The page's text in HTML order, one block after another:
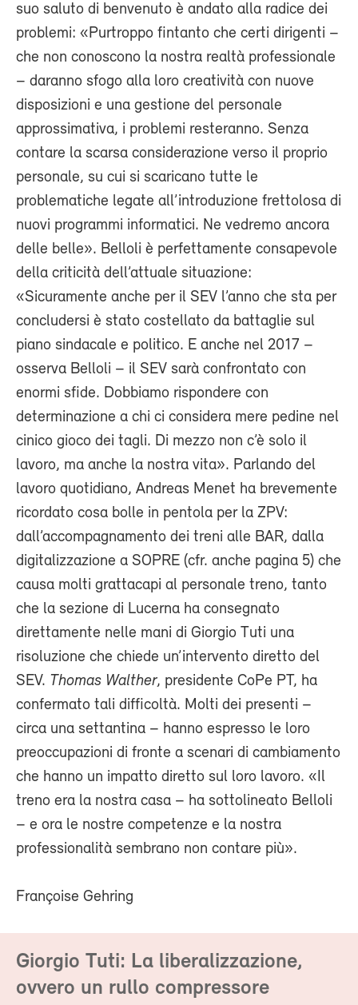
suo saluto di benvenuto è andato alla radice dei
problemi: «Purtroppo fintanto che certi dirigenti –
che non conoscono la nostra realtà professionale
– daranno sfogo alla loro creatività con nuove
disposizioni e una gestione del personale
approssimativa, i problemi resteranno. Senza
contare la scarsa considerazione verso il proprio
personale, su cui si scaricano tutte le
problematiche legate all’introduzione frettolosa di
nuovi programmi informatici. Ne vedremo ancora
delle belle». Belloli è perfettamente consapevole
della criticità dell’attuale situazione:
«Sicuramente anche per il SEV l’anno che sta per
concludersi è stato costellato da battaglie sul
piano sindacale e politico. E anche nel 2017 –
osserva Belloli – il SEV sarà confrontato con
enormi sfide. Dobbiamo rispondere con
determinazione a chi ci considera mere pedine nel
cinico gioco dei tagli. Di mezzo non c’è solo il
lavoro, ma anche la nostra vita». Parlando del
lavoro quotidiano, Andreas Menet ha brevemente
ricordato cosa bolle in pentola per la ZPV:
dall’accompagnamento dei treni alle BAR, dalla
digitalizzazione a SOPRE (cfr. anche pagina 5) che
causa molti grattacapi al personale treno, tanto
che la sezione di Lucerna ha consegnato
direttamente nelle mani di Giorgio Tuti una
risoluzione che chiede un’intervento diretto del
SEV. Thomas Walther, presidente CoPe PT, ha
confermato tali difficoltà. Molti dei presenti –
circa una settantina – hanno espresso le loro
preoccupazioni di fronte a scenari di cambiamento
che hanno un impatto diretto sul loro lavoro. «Il
treno era la nostra casa – ha sottolineato Belloli
– e ora le nostre competenze e la nostra
professionalità sembrano non contare più».
Françoise Gehring
Giorgio Tuti: La liberalizzazione,
ovvero un rullo compressore